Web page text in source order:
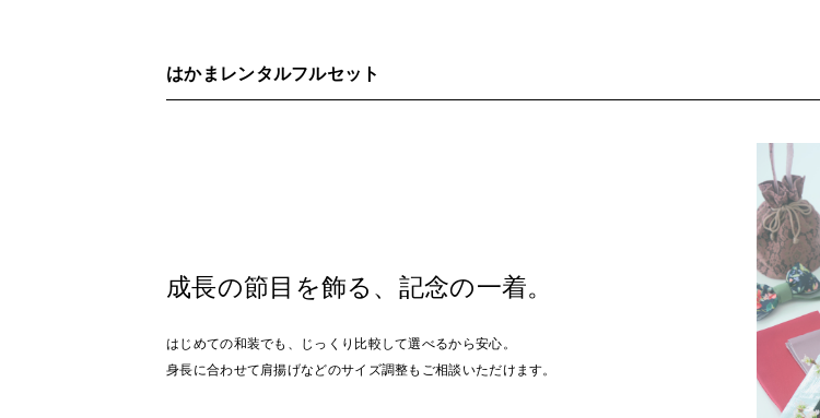
はかまレンタルフルセット
成長の節目を飾る、記念の一着。
はじめての和装でも、じっくり比較して選べるから安心。
身長に合わせて肩揚げなどのサイズ調整もご相談いただけます。